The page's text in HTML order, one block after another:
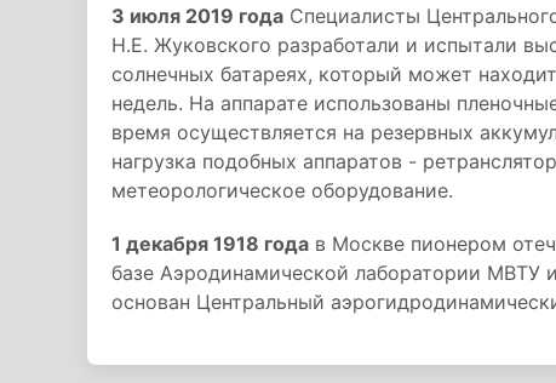
3 июля 2019 года Специалисты
Н.Е. Жуковского разработали и испытали
солнечных батареях, который может
недель. На аппарате использованы
время осуществляется на резервных
нагрузка подобных аппаратов -
метеорологическое оборудование.
1 декабря 1918 года в Москве пионером
базе Аэродинамической лаборатории МВТУ
основан Центральный